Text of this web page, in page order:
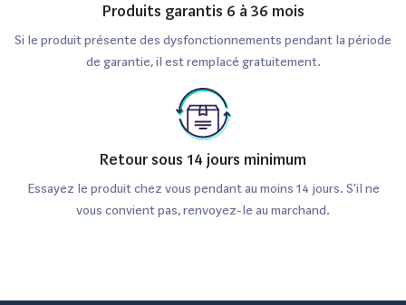
Produits garantis 6 à 36 mois
Si le produit présente des dysfonctionnements pendant la période
de garantie, il est remplacé gratuitement.
Retour sous 14 jours minimum
Essayez le produit chez vous pendant au moins 14 jours. S'il ne
vous convient pas, renvoyez-le au marchand.